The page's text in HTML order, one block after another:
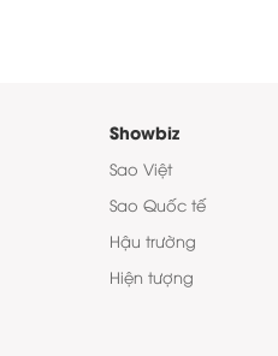
Showbiz
Sao Việt
Sao Quốc tế
Hậu trường
Hiện tượng